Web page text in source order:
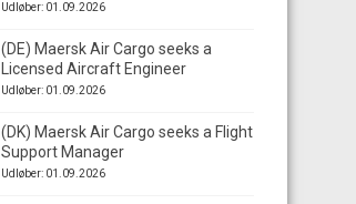
Udløber: 01.09.2026
(DE) Maersk Air Cargo seeks a
Licensed Aircraft Engineer
Udløber: 01.09.2026
(DK) Maersk Air Cargo seeks a Flight
Support Manager
Udløber: 01.09.2026